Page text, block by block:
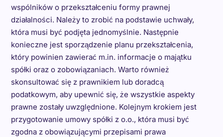
wspólników o przekształceniu formy prawnej
działalności. Należy to zrobić na podstawie uchwały,
która musi być podjęta jednomyślnie. Następnie
konieczne jest sporządzenie planu przekształcenia,
który powinien zawierać m.in. informacje o majątku
spółki oraz o zobowiązaniach. Warto również
skonsultować się z prawnikiem lub doradcą
podatkowym, aby upewnić się, że wszystkie aspekty
prawne zostały uwzględnione. Kolejnym krokiem jest
przygotowanie umowy spółki z o.o., która musi być
zgodna z obowiązującymi przepisami prawa